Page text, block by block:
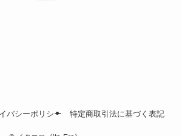
バシーポリシー 特定商取引法に基づく表記